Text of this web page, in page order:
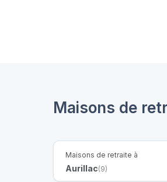
Maisons de
Maisons de retraite à
Aurillac(9)